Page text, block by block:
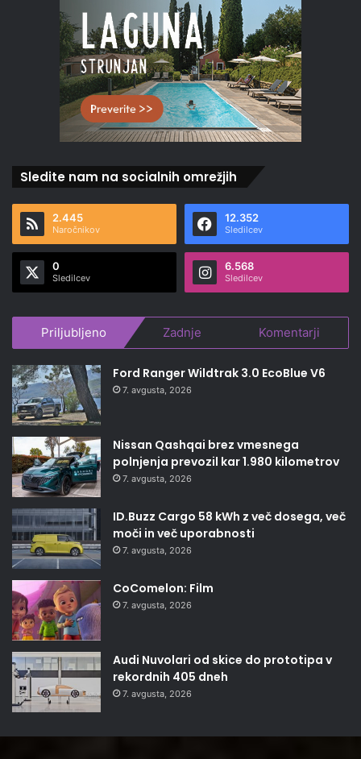
Sledite nam na socialnih omrežjih
2.445
Naročnikov
12.352
Sledilcev
0
Sledilcev
6.568
Sledilcev
Priljubljeno Zadnje Komentarji
Ford Ranger Wildtrak 3.0 EcoBlue V6
7. avgusta, 2026
Nissan Qashqai brez vmesnega
polnjenja prevozil kar 1.980 kilometrov
7. avgusta, 2026
ID.Buzz Cargo 58 kWh z več dosega, več
moči in več uporabnosti
7. avgusta, 2026
CoComelon: Film
7. avgusta, 2026
Audi Nuvolari od skice do prototipa v
rekordnih 405 dneh
7. avgusta, 2026